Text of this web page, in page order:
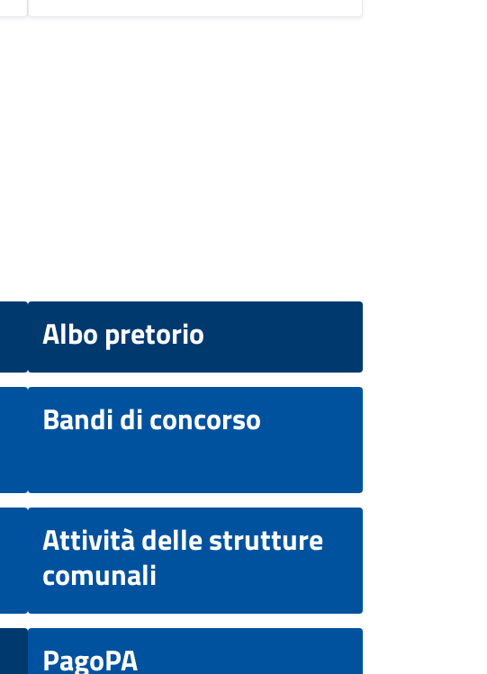
Albo pretorio
Bandi di concorso
Attività delle strutture
comunali
PagoPA